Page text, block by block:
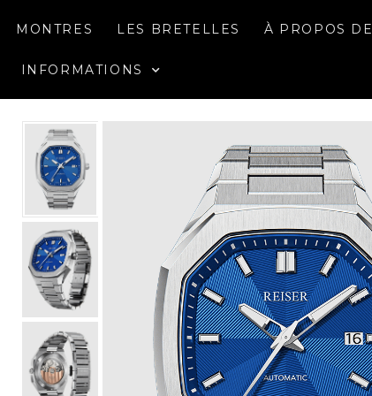
MONTRES LES BRETELLES À PROPOS DE
INFORMATIONS